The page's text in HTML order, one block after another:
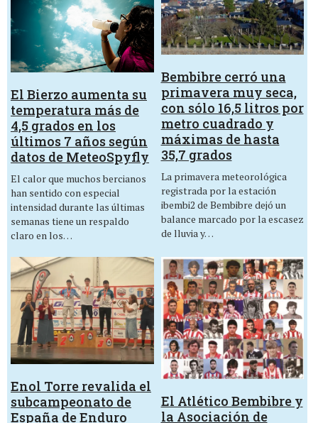
El Bierzo aumenta su
temperatura más de
4,5 grados en los
últimos 7 años según
datos de MeteoSpyfly
El calor que muchos bercianos
han sentido con especial
intensidad durante las últimas
semanas tiene un respaldo
claro en los…
Bembibre cerró una
primavera muy seca,
con sólo 16,5 litros por
metro cuadrado y
máximas de hasta
35,7 grados
La primavera meteorológica
registrada por la estación
ibembi2 de Bembibre dejó un
balance marcado por la escasez
de lluvia y…
Enol Torre revalida el
subcampeonato de
España de Enduro
El Atlético Bembibre y
la Asociación de